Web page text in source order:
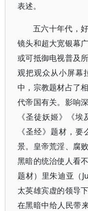
表述。
五六十年代，
镜头和超大宽银幕
或可抵御电视普及
观把观众从小屏幕
中，宗教题材占了
代帝国有关。影响
《圣徒妖姬》《
《圣经》题材，
景。皇帝荒淫、腐
黑暗的统治使人看
题材）里朱迪亚（
太英雄宾虚的领导
在黑暗中给人民带